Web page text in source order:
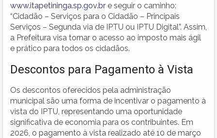
www.itapetininga.sp.gov.br e seguir o caminho:
“Cidadão – Serviços para o Cidadão – Principais
Serviços – Segunda via de IPTU ou IPTU Digital”. Assim,
a Prefeitura visa tornar o acesso ao imposto mais ágil
e prático para todos os cidadãos.
Descontos para Pagamento à Vista
Os descontos oferecidos pela administração
municipal são uma forma de incentivar o pagamento à
vista do IPTU, representando uma oportunidade
significativa de economia para os contribuintes. Em
2026, o pagamento à vista realizado até 10 de março